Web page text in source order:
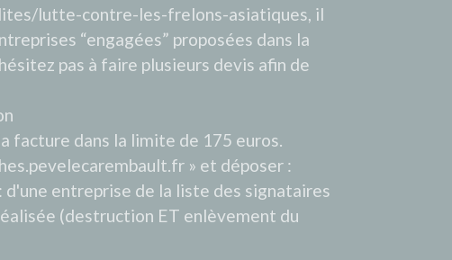
lutte-contre-les-frelons-asiatiques, il
“engagées” proposées dans la
pas à faire plusieurs devis afin de
facture dans la limite de 175 euros.
» et déposer :
entreprise de la liste des signataires
(destruction ET enlèvement du